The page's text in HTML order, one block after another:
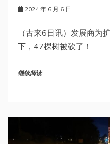
2024 年 6 月 6 日
（古来6日讯）发展商为
下，47棵树被砍了！
继续阅读